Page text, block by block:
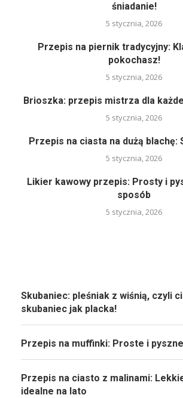
śniadanie!
5 stycznia, 2026
Przepis na piernik tradycyjny:
pokochasz!
5 stycznia, 2026
Brioszka: przepis mistrza dla
5 stycznia, 2026
Przepis na ciasta na dużą blachę:
5 stycznia, 2026
Likier kawowy przepis: Prosty i
sposób
5 stycznia, 2026
Skubaniec: pleśniak z wiśnią, czyli
skubaniec jak placka!
Przepis na muffinki: Proste i
Przepis na ciasto z malinami:
idealne na lato